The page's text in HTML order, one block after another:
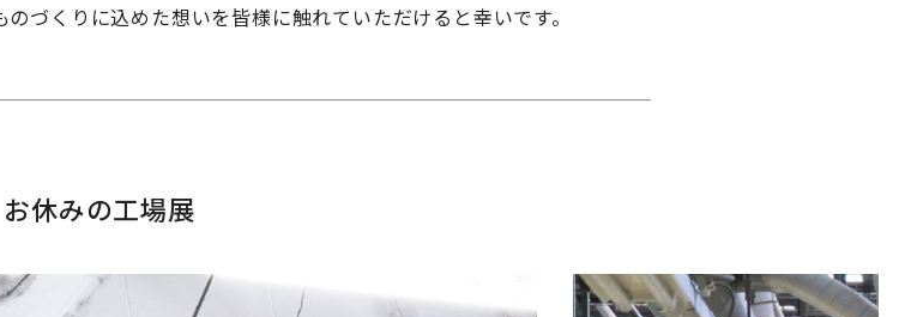
づくりに込めた想いを皆様に触れていただけると幸いです。
お休みの工場展